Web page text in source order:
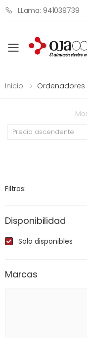
LLama: 941039739
Toggle
Inicio
Filtros:
Disponibilidad
Solo disponibles
Marcas